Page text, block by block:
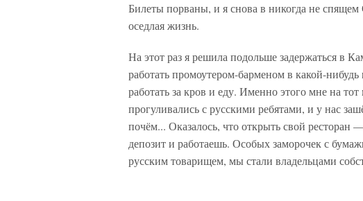
Билеты порваны, и я снова в никогда не спящем
оседлая жизнь.
На этот раз я решила подольше задержаться в
работать промоутером-барменом в какой-
работать за кров и еду. Именно этого мне на
прогуливались с русскими ребятами, и у нас
почём... Оказалось, что открыть свой
депозит и работаешь. Особых заморочек с
русским товарищем, мы стали владельцами